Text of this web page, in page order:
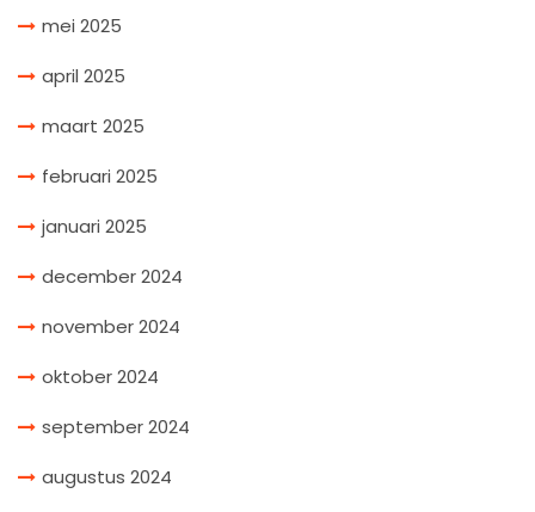
mei 2025
april 2025
maart 2025
februari 2025
januari 2025
december 2024
november 2024
oktober 2024
september 2024
augustus 2024